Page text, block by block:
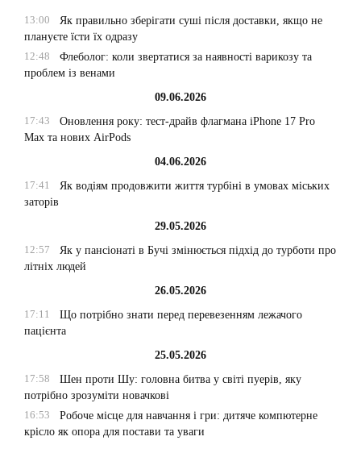
13:00
Як правильно зберігати суші після доставки, якщо не
плануєте їсти їх одразу
12:48
Флеболог: коли звертатися за наявності варикозу та
проблем із венами
09.06.2026
17:43
Оновлення року: тест-драйв флагмана iPhone 17 Pro
Max та нових AirPods
04.06.2026
17:41
Як водіям продовжити життя турбіні в умовах міських
заторів
29.05.2026
12:57
Як у пансіонаті в Бучі змінюється підхід до турботи про
літніх людей
26.05.2026
17:11
Що потрібно знати перед перевезенням лежачого
пацієнта
25.05.2026
17:58
Шен проти Шу: головна битва у світі пуерів, яку
потрібно зрозуміти новачкові
16:53
Робоче місце для навчання і гри: дитяче компютерне
крісло як опора для постави та уваги